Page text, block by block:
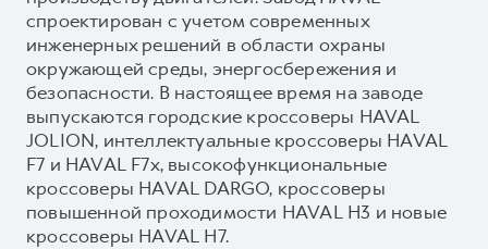
спроектирован с учетом современных
инженерных решений в области охраны
окружающей среды, энергосбережения и
безопасности. В настоящее время на заводе
выпускаются городские кроссоверы HAVAL
JOLION, интеллектуальные кроссоверы HAVAL
F7 и HAVAL F7x, высокофункциональные
кроссоверы HAVAL DARGO, кроссоверы
повышенной проходимости HAVAL H3 и новые
кроссоверы HAVAL H7.